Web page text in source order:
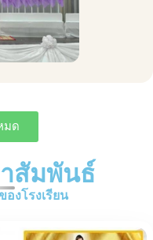
มด
สัมพันธ์
งโรงเรียน